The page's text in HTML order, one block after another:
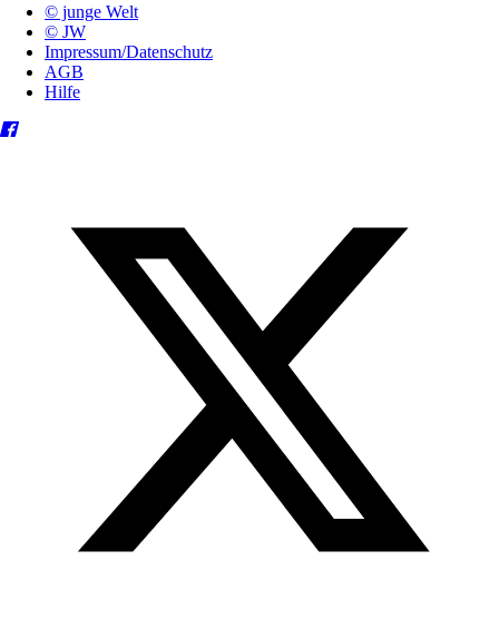
© junge Welt
© JW
Impressum/Datenschutz
AGB
Hilfe